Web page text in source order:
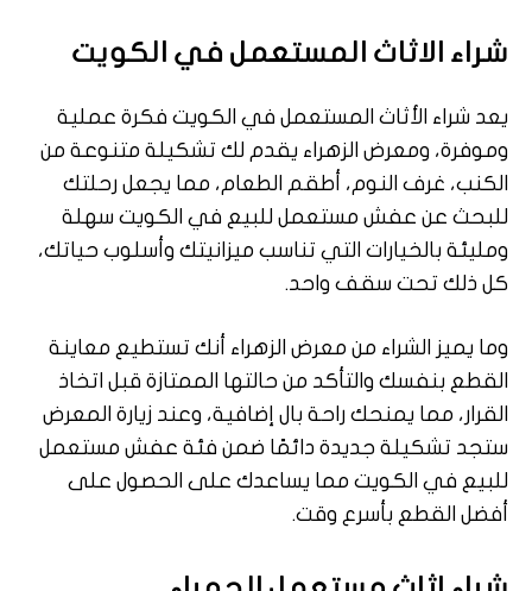
شراء الاثاث المستعمل في الكويت
يعد شراء الأثاث المستعمل في الكويت فكرة عملية
وموفرة، ومعرض الزهراء يقدم لك تشكيلة متنوعة من
الكنب، غرف النوم، أطقم الطعام، مما يجعل رحلتك
للبحث عن عفش مستعمل للبيع في الكويت سهلة
ومليئة بالخيارات التي تناسب ميزانيتك وأسلوب حياتك،
كل ذلك تحت سقف واحد.
وما يميز الشراء من معرض الزهراء أنك تستطيع معاينة
القطع بنفسك والتأكد من حالتها الممتازة قبل اتخاذ
القرار، مما يمنحك راحة بال إضافية، وعند زيارة المعرض
ستجد تشكيلة جديدة دائمًا ضمن فئة عفش مستعمل
للبيع في الكويت مما يساعدك على الحصول على
أفضل القطع بأسرع وقت.